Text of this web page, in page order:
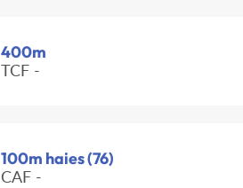
400m
TCF -
100m haies (76)
CAF -